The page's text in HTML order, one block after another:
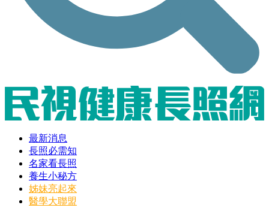
最新消息
長照必需知
名家看長照
養生小秘方
姊妹亮起來
醫學大聯盟